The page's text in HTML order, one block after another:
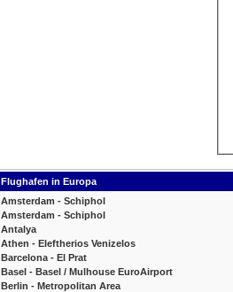
Flughafen in Europa
Amsterdam - Schiphol
Amsterdam - Schiphol
Antalya
Athen - Eleftherios Venizelos
Barcelona - El Prat
Basel - Basel / Mulhouse EuroAirport
Berlin - Metropolitan Area